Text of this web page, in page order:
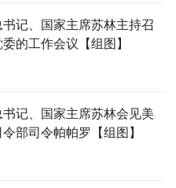
记、国家主席苏林主持召
的工作会议【组图】
记、国家主席苏林会见美
部司令帕帕罗【组图】